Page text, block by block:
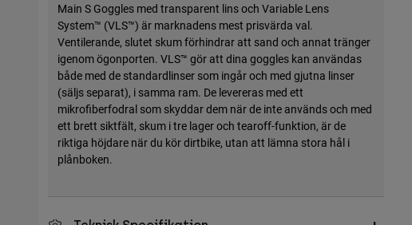
Main S Goggles med transparent lins och Variable Lens
System™ (VLS™) är marknadens mest prisvärda val.
Ventilerande, slutet skum förhindrar att sand och annat tränger
igenom ögonporten. VLS™ gör att dina goggles kan användas
både med de standardlinser som ingår och med gjutna linser
(säljs separat), i samma ram. De levereras med ett
mikrofiberfodral som skyddar dem när de inte används och med
ett brett siktfält, skum i tre lager och tearoff-funktion, är de
riktiga höjdare när du kör dirtbike, utan att lämna stora hål i
plånboken.